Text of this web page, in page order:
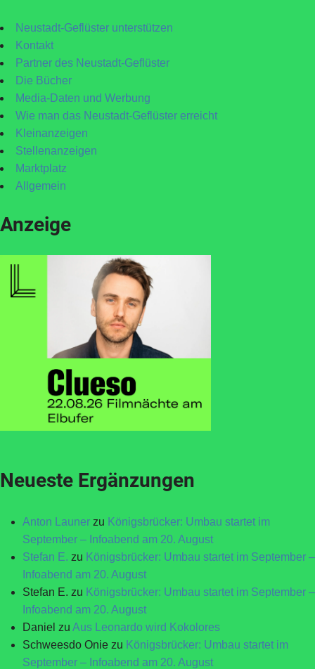
Neustadt-Geflüster unterstützen
Kontakt
Partner des Neustadt-Geflüster
Die Bücher
Media-Daten und Werbung
Wie man das Neustadt-Geflüster erreicht
Kleinanzeigen
Stellenanzeigen
Marktplatz
Allgemein
Anzeige
Neueste Ergänzungen
Anton Launer zu Königsbrücker: Umbau startet im
September – Infoabend am 20. August
Stefan E. zu Königsbrücker: Umbau startet im September –
Infoabend am 20. August
Stefan E. zu Königsbrücker: Umbau startet im September –
Infoabend am 20. August
Daniel zu Aus Leonardo wird Kokolores
Schweesdo Onie zu Königsbrücker: Umbau startet im
September – Infoabend am 20. August